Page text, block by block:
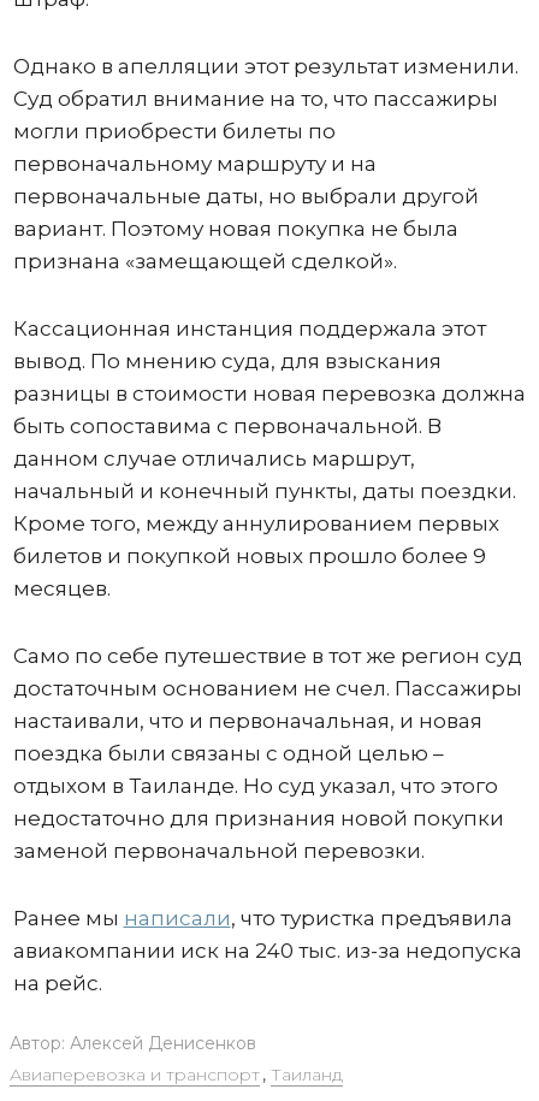
Однако в апелляции этот результат изменили.
Суд обратил внимание на то, что пассажиры
могли приобрести билеты по
первоначальному маршруту и на
первоначальные даты, но выбрали другой
вариант. Поэтому новая покупка не была
признана «замещающей сделкой».
Кассационная инстанция поддержала этот
вывод. По мнению суда, для взыскания
разницы в стоимости новая перевозка должна
быть сопоставима с первоначальной. В
данном случае отличались маршрут,
начальный и конечный пункты, даты поездки.
Кроме того, между аннулированием первых
билетов и покупкой новых прошло более 9
месяцев.
Само по себе путешествие в тот же регион суд
достаточным основанием не счел. Пассажиры
настаивали, что и первоначальная, и новая
поездка были связаны с одной целью –
отдыхом в Таиланде. Но суд указал, что этого
недостаточно для признания новой покупки
заменой первоначальной перевозки.
Ранее мы написали, что туристка предъявила
авиакомпании иск на 240 тыс. из-за недопуска
на рейс.
Автор: Алексей Денисенков
Авиаперевозка и транспорт, Таиланд